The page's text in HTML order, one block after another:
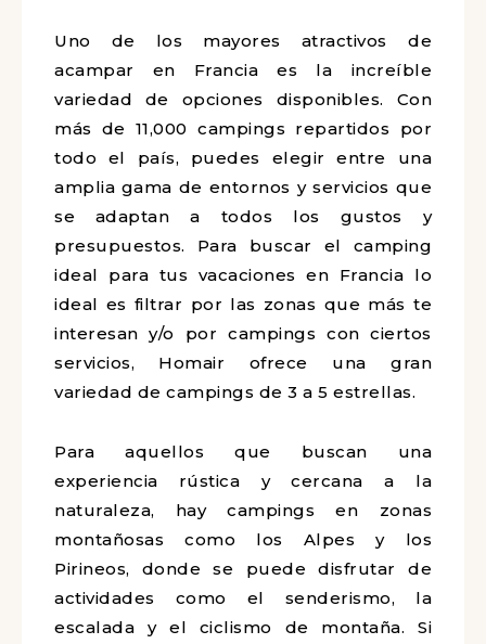
Uno de los mayores atractivos de
acampar en Francia es la increíble
variedad de opciones disponibles. Con
más de 11,000 campings repartidos por
todo el país, puedes elegir entre una
amplia gama de entornos y servicios que
se adaptan a todos los gustos y
presupuestos. Para buscar el camping
ideal para tus vacaciones en Francia lo
ideal es filtrar por las zonas que más te
interesan y/o por campings con ciertos
servicios, Homair ofrece una gran
variedad de campings de 3 a 5 estrellas.
Para aquellos que buscan una
experiencia rústica y cercana a la
naturaleza, hay campings en zonas
montañosas como los Alpes y los
Pirineos, donde se puede disfrutar de
actividades como el senderismo, la
escalada y el ciclismo de montaña. Si